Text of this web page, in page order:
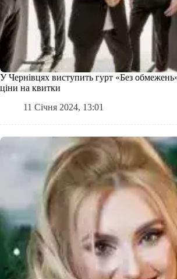
У Чернівцях виступить гурт «Без
ціни на квитки
11 Січня 2024, 13:01